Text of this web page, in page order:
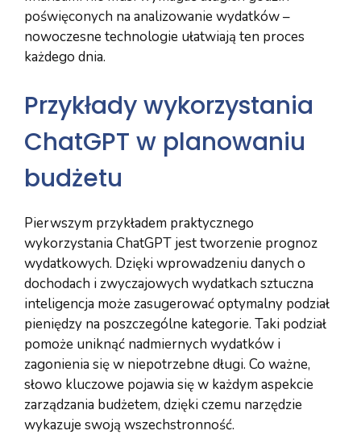
poświęconych na analizowanie wydatków –
nowoczesne technologie ułatwiają ten proces
każdego dnia.
Przykłady wykorzystania
ChatGPT w planowaniu
budżetu
Pierwszym przykładem praktycznego
wykorzystania ChatGPT jest tworzenie prognoz
wydatkowych. Dzięki wprowadzeniu danych o
dochodach i zwyczajowych wydatkach sztuczna
inteligencja może zasugerować optymalny podział
pieniędzy na poszczególne kategorie. Taki podział
pomoże uniknąć nadmiernych wydatków i
zagonienia się w niepotrzebne długi. Co ważne,
słowo kluczowe pojawia się w każdym aspekcie
zarządzania budżetem, dzięki czemu narzędzie
wykazuje swoją wszechstronność.